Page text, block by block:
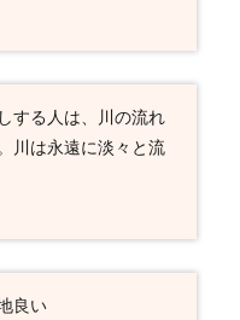
する人は、川の流れ
川は永遠に淡々と流
良い